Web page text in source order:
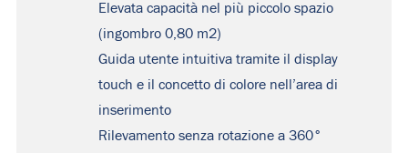
Elevata capacità nel più piccolo spazio
(ingombro 0,80 m2)
Guida utente intuitiva tramite il display
touch e il concetto di colore nell’area di
inserimento
Rilevamento senza rotazione a 360°